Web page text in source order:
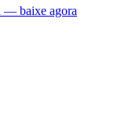
— baixe agora